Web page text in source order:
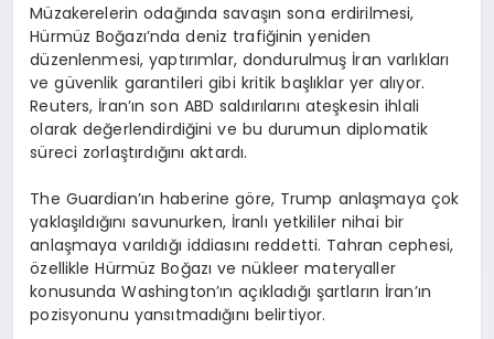
Müzakerelerin odağında savaşın sona erdirilmesi,
Hürmüz Boğazı’nda deniz trafiğinin yeniden
düzenlenmesi, yaptırımlar, dondurulmuş İran varlıkları
ve güvenlik garantileri gibi kritik başlıklar yer alıyor.
Reuters, İran’ın son ABD saldırılarını ateşkesin ihlali
olarak değerlendirdiğini ve bu durumun diplomatik
süreci zorlaştırdığını aktardı.
The Guardian’ın haberine göre, Trump anlaşmaya çok
yaklaşıldığını savunurken, İranlı yetkililer nihai bir
anlaşmaya varıldığı iddiasını reddetti. Tahran cephesi,
özellikle Hürmüz Boğazı ve nükleer materyaller
konusunda Washington’ın açıkladığı şartların İran’ın
pozisyonunu yansıtmadığını belirtiyor.